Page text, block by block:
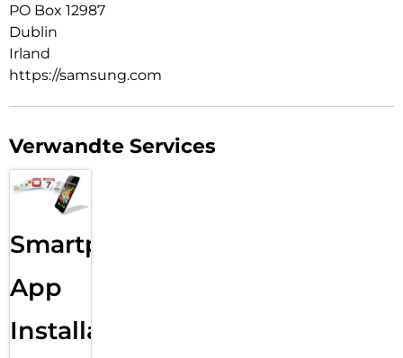
PO Box 12987
Dublin
Irland
https://samsung.com
Verwandte Services
Smartphone
App
Installation